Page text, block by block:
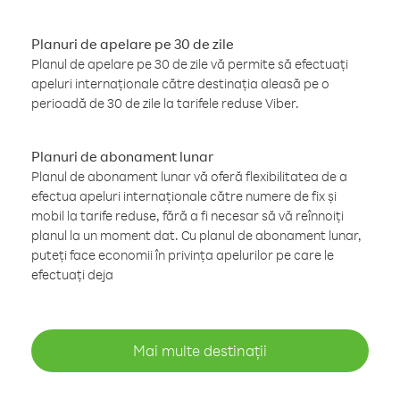
Planuri de apelare pe 30 de zile
Planul de apelare pe 30 de zile vă permite să efectuați
apeluri internaționale către destinația aleasă pe o
perioadă de 30 de zile la tarifele reduse Viber.
Planuri de abonament lunar
Planul de abonament lunar vă oferă flexibilitatea de a
efectua apeluri internaționale către numere de fix și
mobil la tarife reduse, fără a fi necesar să vă reînnoiți
planul la un moment dat. Cu planul de abonament lunar,
puteți face economii în privința apelurilor pe care le
efectuați deja
Mai multe destinații